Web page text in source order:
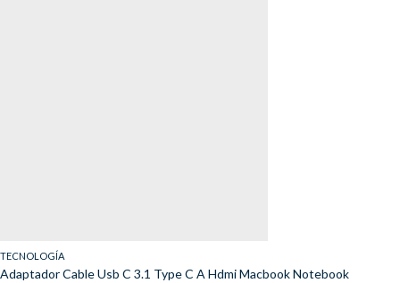
TECNOLOGÍA
Adaptador Cable Usb C 3.1 Type C A Hdmi Macbook Notebook